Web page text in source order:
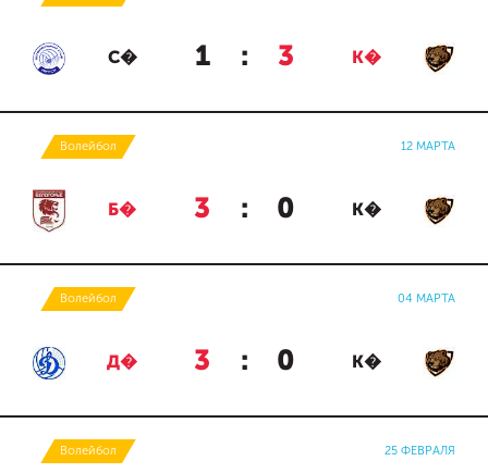
С� 1 : 3 К�
Волейбол 12 МАРТА
Б� 3 : 0 К�
Волейбол 04 МАРТА
Д� 3 : 0 К�
Волейбол 25 ФЕВРАЛЯ